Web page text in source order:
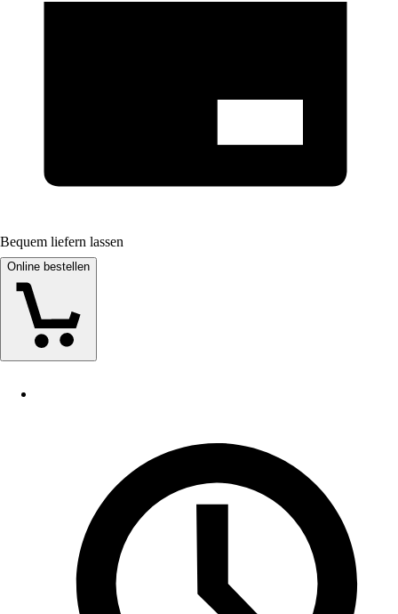
Bequem liefern lassen
Online bestellen